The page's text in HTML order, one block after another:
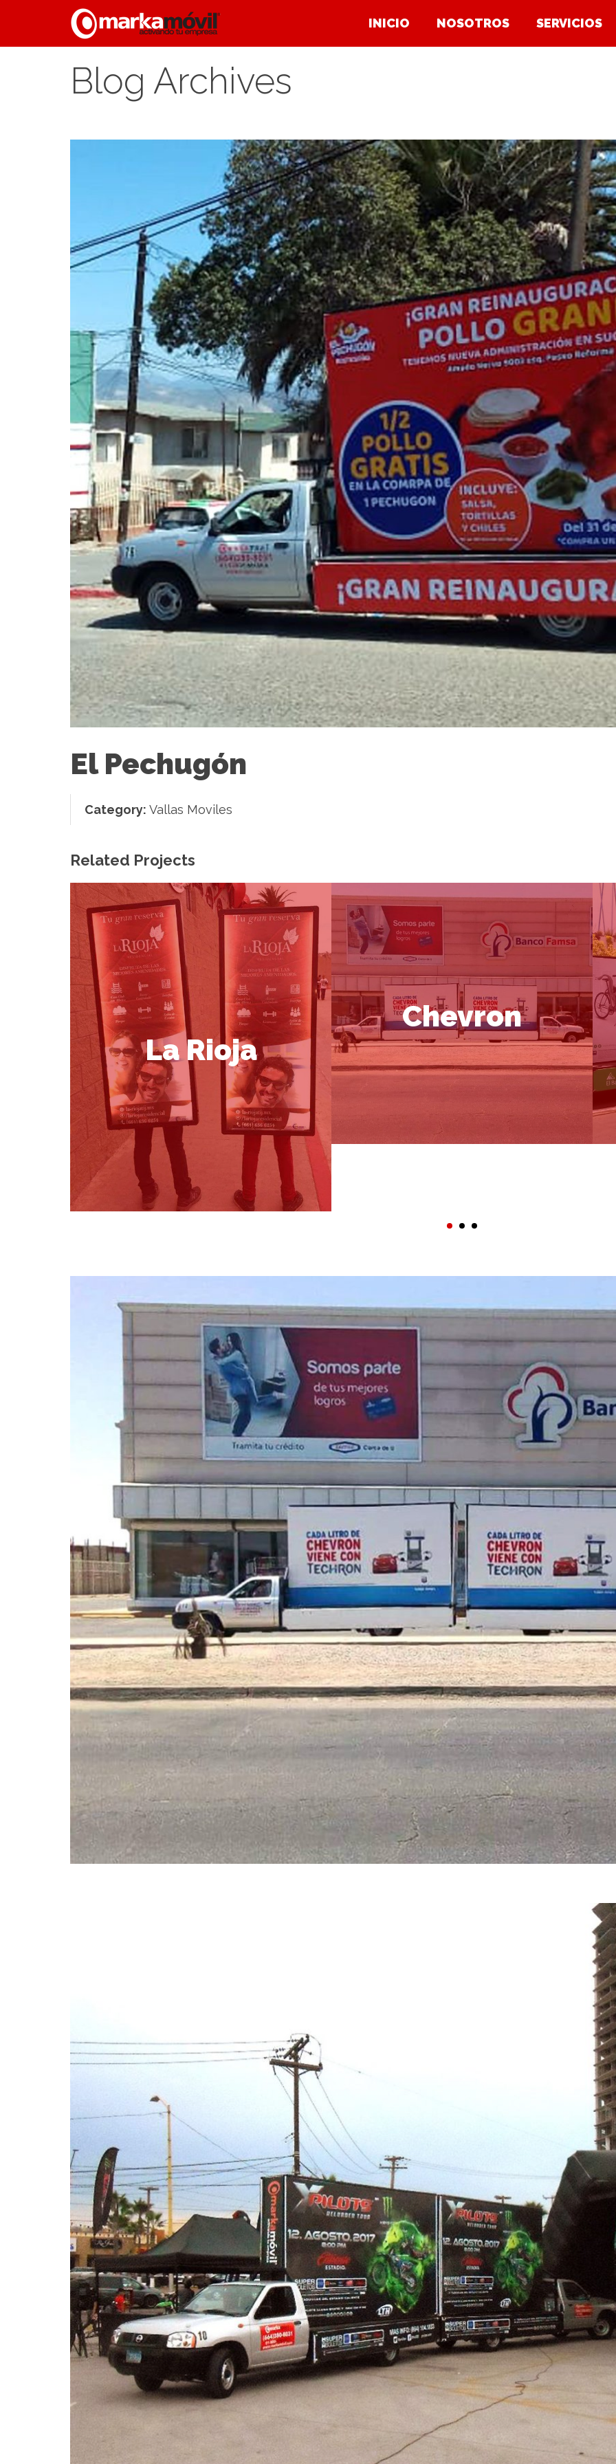
INICIO NOSOTROS SERVICIOS
Blog Archives
El Pechugón
Category: Vallas Moviles
Related Projects
La Rioja
Find out more →
Chevron
Find out more →